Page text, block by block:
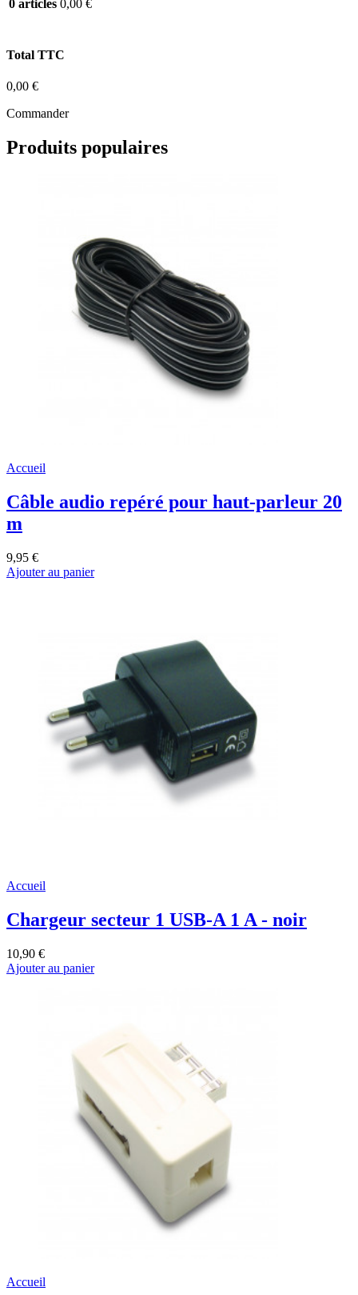
0 articles 0,00 €
Total TTC
0,00 €
Commander
Produits populaires
Accueil
Câble audio repéré pour haut-parleur 20
m
9,95 €
Ajouter au panier
Accueil
Chargeur secteur 1 USB-A 1 A - noir
10,90 €
Ajouter au panier
Accueil